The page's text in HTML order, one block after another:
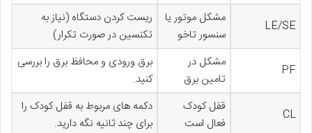
LE/SE
مشکل موتور یا
سنسور تاخو
ریست کردن دستگاه (نیاز به
تکنسین در صورت تکرار)
PF
مشکل در
تامین برق
برق ورودی و محافظ برق را بررسی
کنید.
CL
قفل کودک
فعال است
دکمه های مربوط به قفل کودک را
برای چند ثانیه نگه دارید.